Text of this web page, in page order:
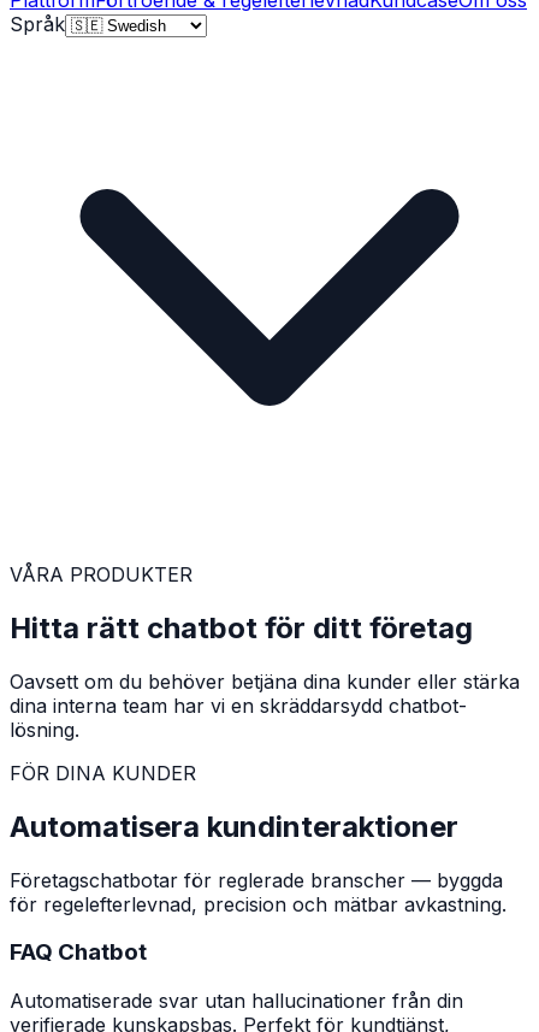
Språk
VÅRA PRODUKTER
Hitta rätt chatbot för ditt företag
Oavsett om du behöver betjäna dina kunder eller stärka
dina interna team har vi en skräddarsydd chatbot-
lösning.
FÖR DINA KUNDER
Automatisera kundinteraktioner
Företagschatbotar för reglerade branscher — byggda
för regelefterlevnad, precision och mätbar avkastning.
FAQ Chatbot
Automatiserade svar utan hallucinationer från din
verifierade kunskapsbas. Perfekt för kundtjänst,